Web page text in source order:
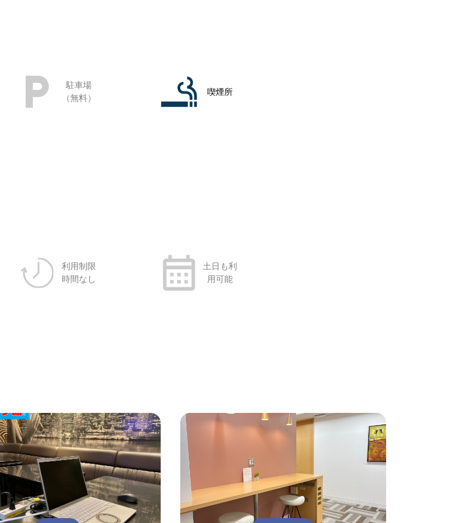
駐車場
（無料）
喫煙所
利用制限
時間なし
土日も利
用可能